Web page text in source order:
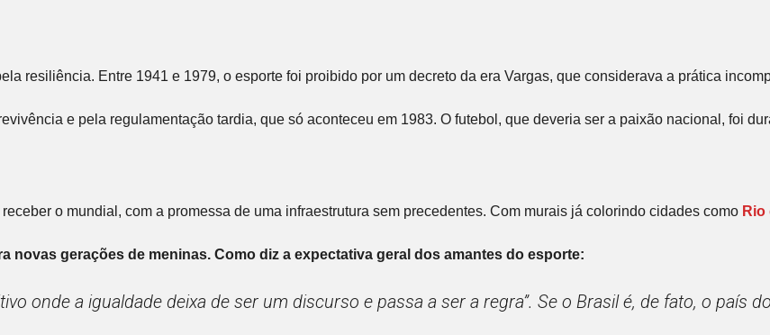
resiliência. Entre 1941 e 1979, o esporte foi proibido por um decreto da era Vargas, que considerava a prática
e pela regulamentação tardia, que só aconteceu em 1983. O futebol, que deveria ser a paixão nacional, foi
o mundial, com a promessa de uma infraestrutura sem precedentes. Com murais já colorindo cidades como Rio
novas gerações de meninas. Como diz a expectativa geral dos amantes do esporte:
onde a igualdade deixa de ser um discurso e passa a ser a regra”. Se o Brasil é, de fato, o país